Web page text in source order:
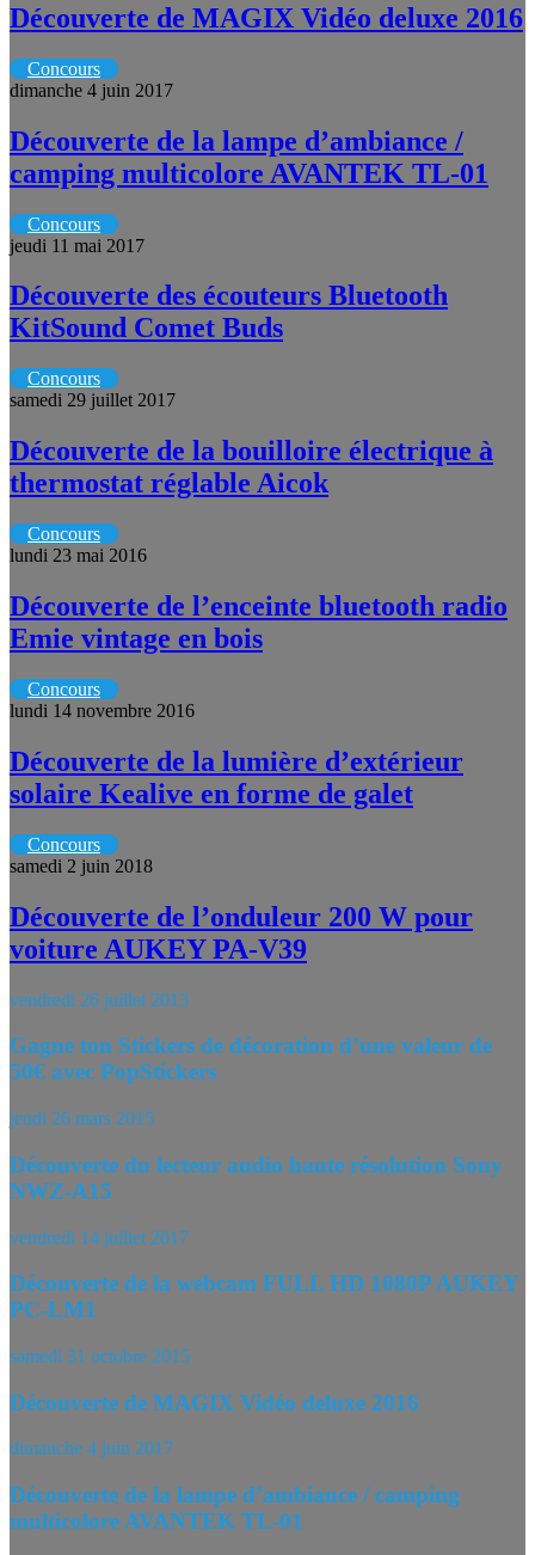
Découverte de MAGIX Vidéo deluxe 2016
Concours
dimanche 4 juin 2017
Découverte de la lampe d’ambiance /
camping multicolore AVANTEK TL-01
Concours
jeudi 11 mai 2017
Découverte des écouteurs Bluetooth
KitSound Comet Buds
Concours
samedi 29 juillet 2017
Découverte de la bouilloire électrique à
thermostat réglable Aicok
Concours
lundi 23 mai 2016
Découverte de l’enceinte bluetooth radio
Emie vintage en bois
Concours
lundi 14 novembre 2016
Découverte de la lumière d’extérieur
solaire Kealive en forme de galet
Concours
samedi 2 juin 2018
Découverte de l’onduleur 200 W pour
voiture AUKEY PA-V39
vendredi 26 juillet 2013
Gagne ton Stickers de décoration d’une valeur de
50€ avec PopStickers
jeudi 26 mars 2015
Découverte du lecteur audio haute résolution Sony
NWZ-A15
vendredi 14 juillet 2017
Découverte de la webcam FULL HD 1080P AUKEY
PC-LM1
samedi 31 octobre 2015
Découverte de MAGIX Vidéo deluxe 2016
dimanche 4 juin 2017
Découverte de la lampe d’ambiance / camping
multicolore AVANTEK TL-01